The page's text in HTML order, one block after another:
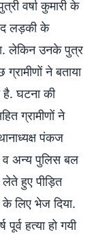
वर्षा कुमारी के
लड़की के
लेकिन उनके पुत्र
ने बताया
घटना की
ग्रामीणों ने
पंकज
व अन्य पुलिस बल
हुए पीड़ित
के लिए भेज दिया.
हत्या हो गयी